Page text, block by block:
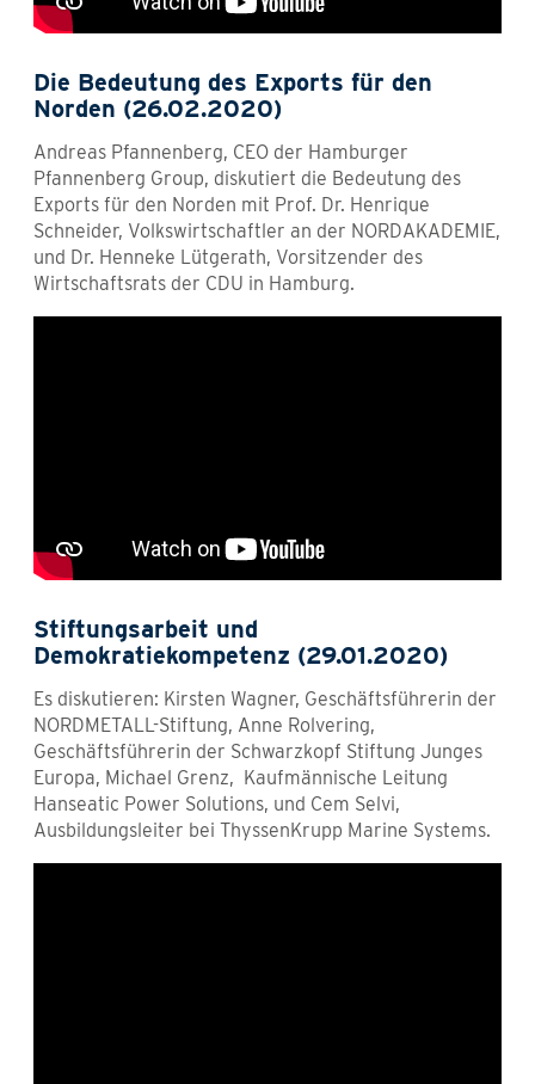
Die Bedeutung des Exports für den
Norden (26.02.2020)
Andreas Pfannenberg, CEO der Hamburger
Pfannenberg Group, diskutiert die Bedeutung des
Exports für den Norden mit Prof. Dr. Henrique
Schneider, Volkswirtschaftler an der NORDAKADEMIE,
und Dr. Henneke Lütgerath, Vorsitzender des
Wirtschaftsrats der CDU in Hamburg.
Stiftungsarbeit und
Demokratiekompetenz (29.01.2020)
Es diskutieren: Kirsten Wagner, Geschäftsführerin der
NORDMETALL-Stiftung, Anne Rolvering,
Geschäftsführerin der Schwarzkopf Stiftung Junges
Europa, Michael Grenz, Kaufmännische Leitung
Hanseatic Power Solutions, und Cem Selvi,
Ausbildungsleiter bei ThyssenKrupp Marine Systems.